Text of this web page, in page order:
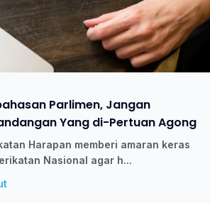
Parlimen, Jangan
Yang di-Pertuan Agong
Harapan memberi amaran keras
Nasional agar h...